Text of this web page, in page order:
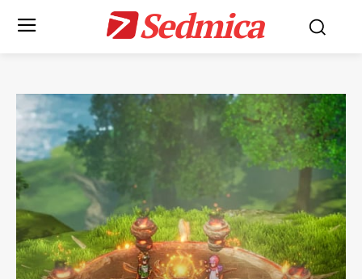
Sedmica